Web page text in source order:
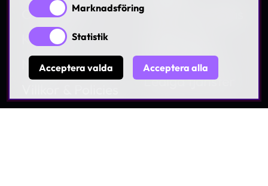
Om Askås
Kontakt
Nyheter
Hållbarhet
Jobba hos Askås
medarbetare
Lediga tjänster
Marknadsföring
Statistik
Acceptera valda Acceptera alla